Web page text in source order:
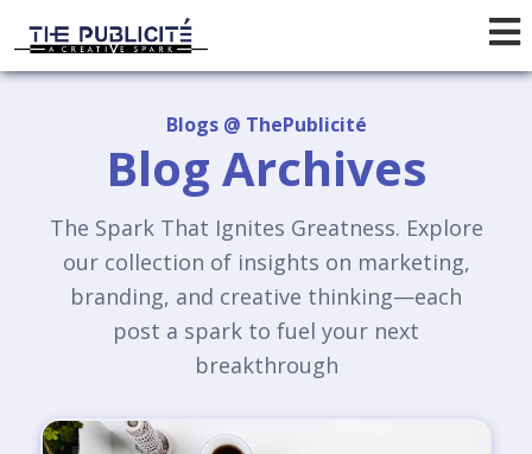
Blogs @ ThePublicité
Blog Archives
The Spark That Ignites Greatness. Explore
our collection of insights on marketing,
branding, and creative thinking—each
post a spark to fuel your next
breakthrough